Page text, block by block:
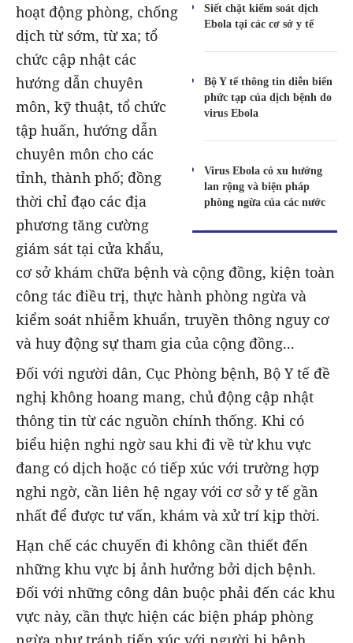
Siết chặt kiểm soát dịch
Ebola tại các cơ sở y tế
Bộ Y tế thông tin diễn biến
phức tạp của dịch bệnh do
virus Ebola
Virus Ebola có xu hướng
lan rộng và biện pháp
phòng ngừa của các nước
hoạt động phòng, chống
dịch từ sớm, từ xa; tổ
chức cập nhật các
hướng dẫn chuyên
môn, kỹ thuật, tổ chức
tập huấn, hướng dẫn
chuyên môn cho các
tỉnh, thành phố; đồng
thời chỉ đạo các địa
phương tăng cường
giám sát tại cửa khẩu,
cơ sở khám chữa bệnh và cộng đồng, kiện toàn
công tác điều trị, thực hành phòng ngừa và
kiểm soát nhiễm khuẩn, truyền thông nguy cơ
và huy động sự tham gia của cộng đồng...
Đối với người dân, Cục Phòng bệnh, Bộ Y tế đề
nghị không hoang mang, chủ động cập nhật
thông tin từ các nguồn chính thống. Khi có
biểu hiện nghi ngờ sau khi đi về từ khu vực
đang có dịch hoặc có tiếp xúc với trường hợp
nghi ngờ, cần liên hệ ngay với cơ sở y tế gần
nhất để được tư vấn, khám và xử trí kịp thời.
Hạn chế các chuyến đi không cần thiết đến
những khu vực bị ảnh hưởng bởi dịch bệnh.
Đối với những công dân buộc phải đến các khu
vực này, cần thực hiện các biện pháp phòng